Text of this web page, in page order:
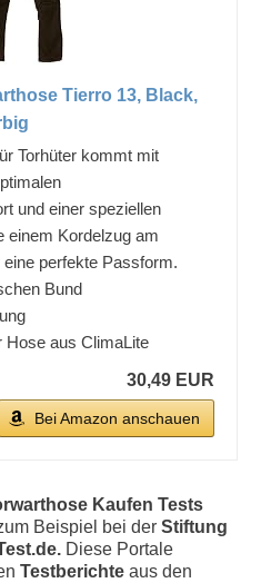
Tierro 13, Black,
Torhüter kommt mit
und einer speziellen
einem Kordelzug am
perfekte Passform.
Bund
Hose aus ClimaLite
30,49 EUR
Bei Amazon anschauen
Kaufen Tests
Beispiel bei der Stiftung
Diese Portale
Testberichte aus den